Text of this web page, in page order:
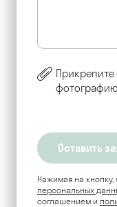
Прикрепите
Нажимая на кнопку,
персональных
соглашением и